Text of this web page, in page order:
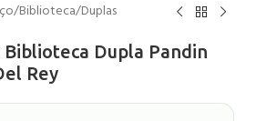
/Biblioteca/Duplas
Dupla Pandin
Rey